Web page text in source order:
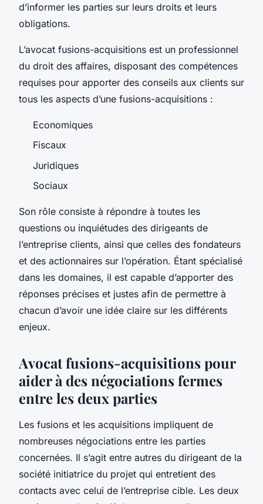
d’informer les parties sur leurs droits et leurs
obligations.
L’avocat fusions-acquisitions est un professionnel
du droit des affaires, disposant des compétences
requises pour apporter des conseils aux clients sur
tous les aspects d’une fusions-acquisitions :
Economiques
Fiscaux
Juridiques
Sociaux
Son rôle consiste à répondre à toutes les
questions ou inquiétudes des dirigeants de
l’entreprise clients, ainsi que celles des fondateurs
et des actionnaires sur l’opération. Étant spécialisé
dans les domaines, il est capable d’apporter des
réponses précises et justes afin de permettre à
chacun d’avoir une idée claire sur les différents
enjeux.
Avocat fusions-acquisitions pour
aider à des négociations fermes
entre les deux parties
Les fusions et les acquisitions impliquent de
nombreuses négociations entre les parties
concernées. Il s’agit entre autres du dirigeant de la
société initiatrice du projet qui entretient des
contacts avec celui de l’entreprise cible. Les deux